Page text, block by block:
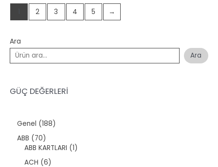
Ara
Ara
GÜÇ DEĞERLERİ
Genel 1881
ü
ABB 707
0
ü
ABB KARTLARI 11
ACH 66
2 3 4 5 →